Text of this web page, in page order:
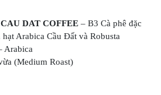
CAU DAT COFFEE– B3 Cà phê đặc
Arabica Cầu Đất và Robusta
Arabica
(Medium Roast)